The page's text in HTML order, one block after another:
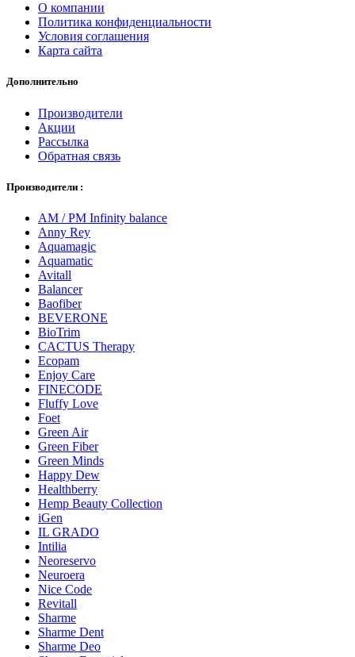
О компании
Политика конфиденциальности
Условия соглашения
Карта сайта
Дополнительно
Производители
Акции
Рассылка
Обратная связь
Производители :
AM / PM Infinity balance
Anny Rey
Aquamagic
Aquamatic
Avitall
Balancer
Baofiber
BEVERONE
BioTrim
CACTUS Therapy
Ecopam
Enjoy Care
FINECODE
Fluffy Love
Foet
Green Air
Green Fiber
Green Minds
Happy Dew
Healthberry
Hemp Beauty Collection
iGen
IL GRADO
Intilia
Neoreservo
Neuroera
Nice Code
Revitall
Sharme
Sharme Dent
Sharme Deo